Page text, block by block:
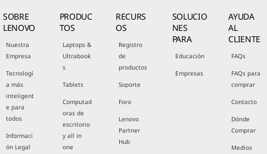
SOBRE
LENOVO
Nuestra
Empresa
Tecnologí
a más
inteligent
e para
todos
Informaci
ón Legal
PRODUC
TOS
Laptops &
Ultrabook
s
Tablets
Computad
oras de
escritorio
y all in
one
RECURS
OS
Registro
de
productos
Soporte
Foro
Lenovo
Partner
Hub
SOLUCIO
NES
PARA
Educación
Empresas
AYUDA
AL
CLIENTE
FAQs
FAQs para
comprar
Contacto
Dónde
Comprar
Medios